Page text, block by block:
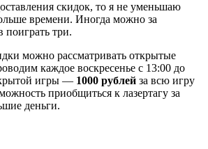
скидок, то я не уменьшаю
времени. Иногда можно за
поиграть три.
можно рассматривать открытые
каждое воскресенье с 13:00 до
игры — 1000 рублей за всю игру
приобщиться к лазертагу за
деньги.